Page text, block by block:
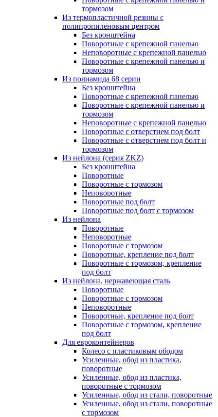
тормозом
Из термопластичной резины с
полипропиленовым центром
Без кронштейна
Поворотные с крепежной панелью
Неповоротные с крепежной панелью
Поворотные с крепежной панелью и
тормозом
Из полиамида 68 серии
Без кронштейна
Поворотные с крепежной панелью
Поворотные с крепежной панелью и
тормозом
Неповоротные с крепежной панелью
Поворотные с отверстием под болт
Поворотные с отверстием под болт и
тормозом
Из нейлона (серия ZKZ)
Без кронштейна
Поворотные
Поворотные с тормозом
Неповоротные
Поворотные под болт
Поворотные под болт с тормозом
Из нейлона
Поворотные
Неповоротные
Поворотные с тормозом
Поворотные, крепление под болт
Поворотные с тормозом, крепление
под болт
Из нейлона, нержавеющая сталь
Поворотные
Поворотные с тормозом
Неповоротные
Поворотные, крепление под болт
Поворотные с тормозом, крепление
под болт
Для евроконтейнеров
Колесо с пластиковым ободом
Усиленные, обод из пластика,
поворотные
Усиленные, обод из пластика,
поворотные с тормозом
Усиленные, обод из стали, поворотные
Усиленные, обод из стали, поворотные
с тормозом